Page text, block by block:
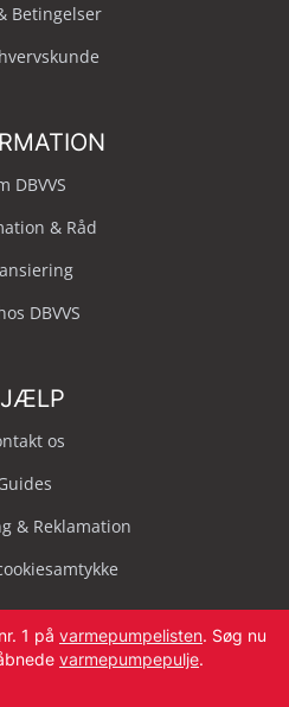
Betingelser
DBVVS
& Råd
DBVVS
os
& Reklamation
1 på varmepumpelisten. Søg nu
varmepumpepulje.